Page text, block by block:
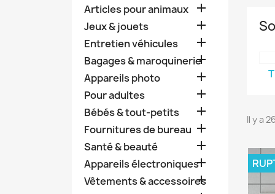
Articles pour animaux 
Jeux & jouets 
Entretien véhicules 
Bagages & maroquinerie

Appareils photo 
Pour adultes 
Bébés & tout-petits 
Fournitures de bureau 
Santé & beauté 
Appareils électroniques
Vêtements & accessoires

Il y a